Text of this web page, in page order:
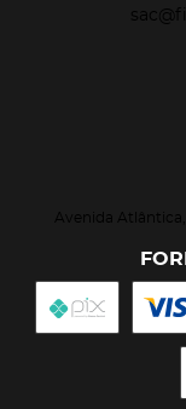
Avenida Atlântica,